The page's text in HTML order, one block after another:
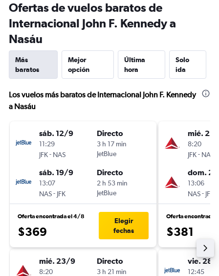
Ofertas de vuelos baratos de
Internacional John F. Kennedy a
Nasáu
Más
baratos
Mejor
opción
Última
hora
Solo
ida
Los vuelos más baratos de Internacional John F. Kennedy
a Nasáu
sáb. 12/9
11:29
JFK- NAS
Directo
3 h 17 min
JetBlue
sáb. 19/9
13:07
NAS- JFK
Directo
2 h 53 min
JetBlue
Oferta encontrada el 4/8
$369
Elegir
fechas
mié. 23/9
8:20
Directo
3 h 21 min
mié.
8:20
JFK- NAS
dom.
13:06
NAS- JFK
Oferta encontrada
$381
vie. 28/
12:45